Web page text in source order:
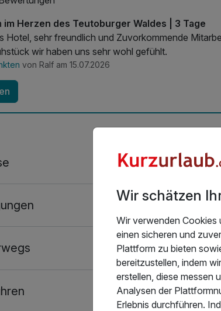
Herzen des Teutoburger Waldes | 3 Tage
Hotel, sehr freundlich und Zuvorkommende
wir haben uns sehr wohl gefühlt.
von Ralf am 15.07.2026
Wir schätzen
Wir verwenden Cookies
einen sicheren und
Plattform zu bieten
bereitzustellen, indem
erstellen, diese messen
Analysen der
Erlebnis durchführen.